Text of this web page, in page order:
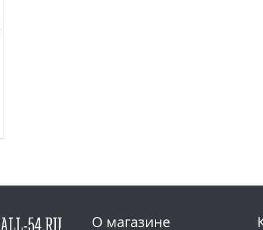
О магазине